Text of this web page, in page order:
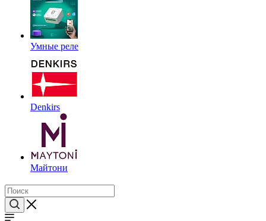
Умные реле
Denkirs
Майтони